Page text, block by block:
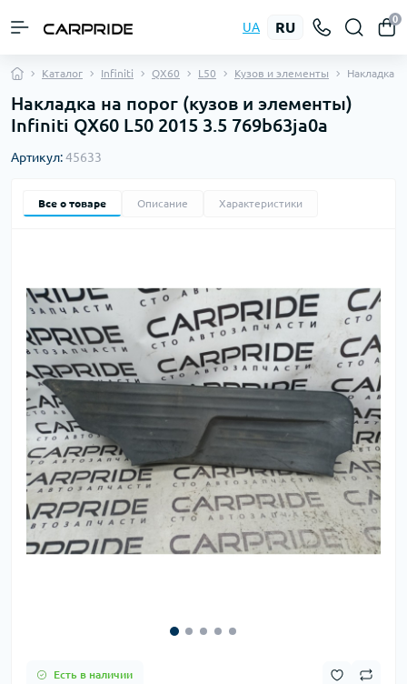
UA RU
0
Каталог Infiniti QX60 L50 Кузов и элементы Накладка
Накладка на порог (кузов и элементы)
Infiniti QX60 L50 2015 3.5 769b63ja0a
Артикул:45633
Все о товаре Описание Характеристики
Есть в наличии